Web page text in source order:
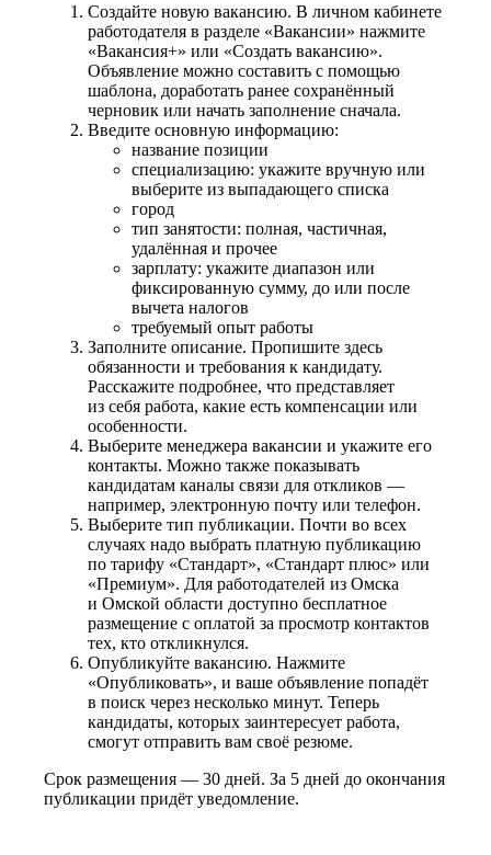
Создайте новую вакансию. В личном кабинете
работодателя в разделе «Вакансии» нажмите
«Вакансия+» или «Создать вакансию».
Объявление можно составить с помощью
шаблона, доработать ранее сохранённый
черновик или начать заполнение сначала.
Введите основную информацию:
название позиции
специализацию: укажите вручную или
выберите из выпадающего списка
город
тип занятости: полная, частичная,
удалённая и прочее
зарплату: укажите диапазон или
фиксированную сумму, до или после
вычета налогов
требуемый опыт работы
Заполните описание. Пропишите здесь
обязанности и требования к кандидату.
Расскажите подробнее, что представляет
из себя работа, какие есть компенсации или
особенности.
Выберите менеджера вакансии и укажите его
контакты. Можно также показывать
кандидатам каналы связи для откликов —
например, электронную почту или телефон.
Выберите тип публикации. Почти во всех
случаях надо выбрать платную публикацию
по тарифу «Стандарт», «Стандарт плюс» или
«Премиум». Для работодателей из Омска
и Омской области доступно бесплатное
размещение с оплатой за просмотр контактов
тех, кто откликнулся.
Опубликуйте вакансию. Нажмите
«Опубликовать», и ваше объявление попадёт
в поиск через несколько минут. Теперь
кандидаты, которых заинтересует работа,
смогут отправить вам своё резюме.
Срок размещения — 30 дней. За 5 дней до окончания
публикации придёт уведомление.